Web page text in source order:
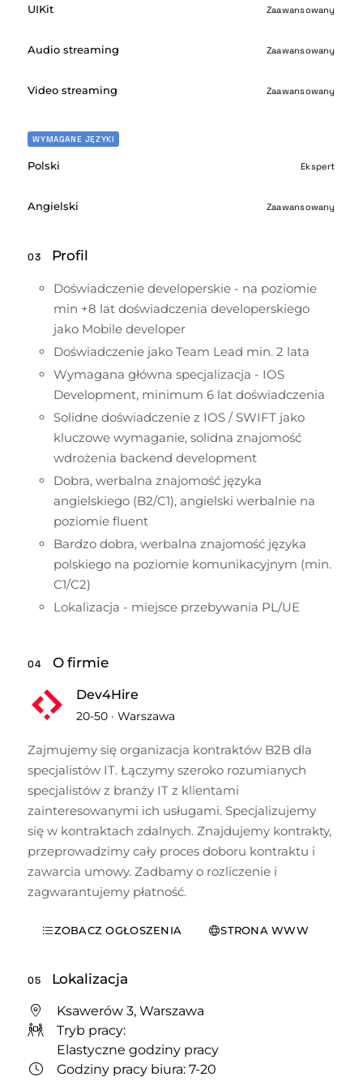
UIKit Zaawansowany
Audio streaming Zaawansowany
Video streaming Zaawansowany
WYMAGANE JĘZYKI
Polski Ekspert
Angielski Zaawansowany
03 Profil
Doświadczenie developerskie - na poziomie
min +8 lat doświadczenia developerskiego
jako Mobile developer
Doświadczenie jako Team Lead min. 2 lata
Wymagana główna specjalizacja - IOS
Development, minimum 6 lat doświadczenia
Solidne doświadczenie z IOS / SWIFT jako
kluczowe wymaganie, solidna znajomość
wdrożenia backend development
Dobra, werbalna znajomość języka
angielskiego (B2/C1), angielski werbalnie na
poziomie fluent
Bardzo dobra, werbalna znajomość języka
polskiego na poziomie komunikacyjnym (min.
C1/C2)
Lokalizacja - miejsce przebywania PL/UE
04 O firmie
Dev4Hire
20-50 ·Warszawa
Zajmujemy się organizacja kontraktów B2B dla
specjalistów IT. Łączymy szeroko rozumianych
specjalistów z branży IT z klientami
zainteresowanymi ich usługami. Specjalizujemy
się w kontraktach zdalnych. Znajdujemy kontrakty,
przeprowadzimy cały proces doboru kontraktu i
zawarcia umowy. Zadbamy o rozliczenie i
zagwarantujemy płatność.
ZOBACZ OGŁOSZENIA STRONA WWW
05 Lokalizacja
Ksawerów 3, Warszawa
Tryb pracy:
Elastyczne godziny pracy
Godziny pracy biura: 7-20